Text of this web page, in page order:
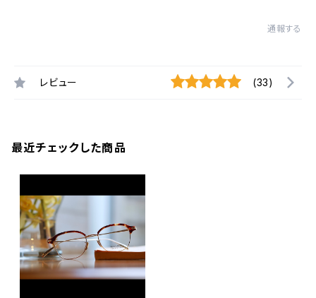
通報する
レビュー (33)
最近チェックした商品